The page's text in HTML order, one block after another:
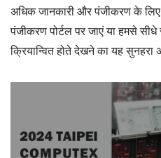
अधिक जानकारी और पंजीकरण के
पंजीकरण पोर्टल पर जाएं या हमसे
क्रियान्वित होते देखने का यह